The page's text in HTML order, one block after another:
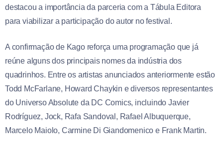
destacou a importância da parceria com a Tábula Editora
para viabilizar a participação do autor no festival.
A confirmação de Kago reforça uma programação que já
reúne alguns dos principais nomes da indústria dos
quadrinhos. Entre os artistas anunciados anteriormente estão
Todd McFarlane, Howard Chaykin e diversos representantes
do Universo Absolute da DC Comics, incluindo Javier
Rodríguez, Jock, Rafa Sandoval, Rafael Albuquerque,
Marcelo Maiolo, Carmine Di Giandomenico e Frank Martin.